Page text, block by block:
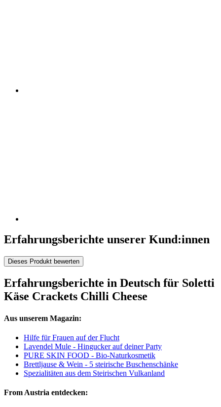
Erfahrungsberichte unserer Kund:innen
Dieses Produkt bewerten
Erfahrungsberichte in Deutsch für Soletti
Käse Crackets Chilli Cheese
Aus unserem Magazin:
Hilfe für Frauen auf der Flucht
Lavendel Mule - Hingucker auf deiner Party
PURE SKIN FOOD - Bio-Naturkosmetik
Brettljause & Wein - 5 steirische Buschenschänke
Spezialitäten aus dem Steirischen Vulkanland
From Austria entdecken: